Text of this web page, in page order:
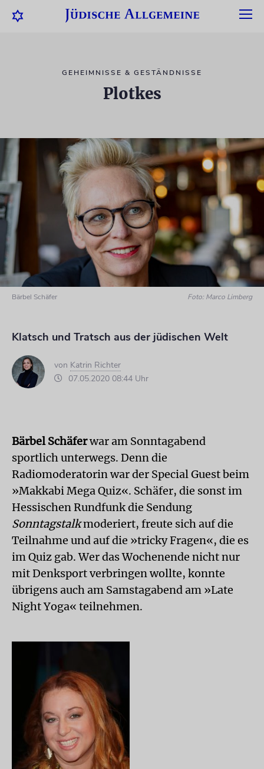
GEHEIMNISSE & GESTÄNDNISSE
Plotkes
Bärbel Schäfer Foto: Marco Limberg
Klatsch und Tratsch aus der jüdischen Welt
von Katrin Richter
07.05.2020 08:44 Uhr
Bärbel Schäferwar am Sonntagabend
sportlich unterwegs. Denn die
Radiomoderatorin war der Special Guest beim
»Makkabi Mega Quiz«. Schäfer, die sonst im
Hessischen Rundfunk die Sendung
Sonntagstalkmoderiert, freute sich auf die
Teilnahme und auf die »tricky Fragen«, die es
im Quiz gab. Wer das Wochenende nicht nur
mit Denksport verbringen wollte, konnte
übrigens auch am Samstagabend am »Late
Night Yoga« teilnehmen.